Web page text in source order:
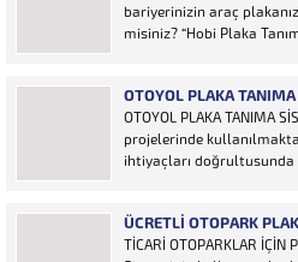
bariyerinizin araç
misiniz? “Hobi Plaka
için yeterlidir… Plaka
sisteme...
OTOYOL PLAKA TANIMA
OTOYOL PLAKA TANIMA
projelerinde
ihtiyaçları doğrultusunda
araçların Plakalarının
bir yazılımdır. Sistem
ÜCRETLI OTOPARK
TİCARİ OTOPARKLAR İÇİN